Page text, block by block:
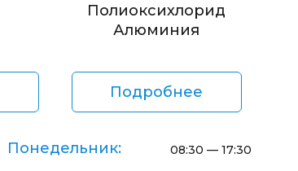
Полиоксихлорид
Алюминия
Подробнее
Понедельник: 08:30 — 17:30